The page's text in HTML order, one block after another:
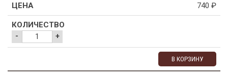
740 ₽
- +
В КОРЗИНУ